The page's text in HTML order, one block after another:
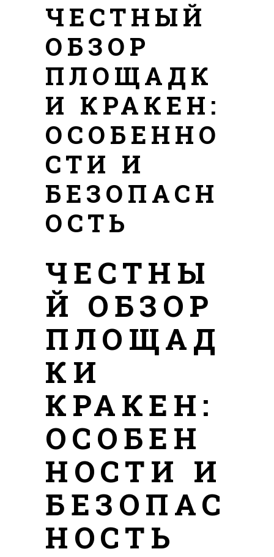
ЧЕСТНЫЙ
ОБЗОР
ПЛОЩАДК
И КРАКЕН:
ОСОБЕННО
СТИ И
БЕЗОПАСН
ОСТЬ
ЧЕСТНЫ
Й ОБЗОР
ПЛОЩАД
КИ
КРАКЕН:
ОСОБЕН
НОСТИ И
БЕЗОПАС
НОСТЬ